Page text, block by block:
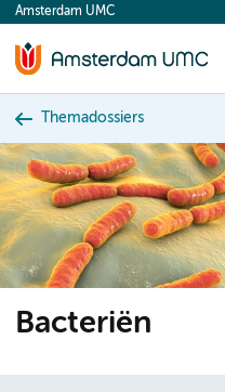
content
Amsterdam UMC
Themadossiers
Bacteriën